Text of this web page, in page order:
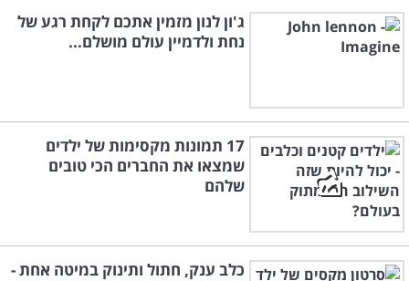
ג'ון לנון מזמין אתכם לקחת רגע של
נחת ולדמיין עולם מושלם...
17 תמונות מקסימות של ילדים
שמצאו את החברים הכי טובים
שלהם
כלב ענק, חתול ותינוק במיטה אחת -